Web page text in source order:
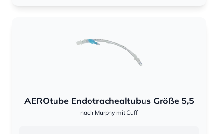
AEROtube Endotrachealtubus Größe 5,5
nach Murphy mit Cuff